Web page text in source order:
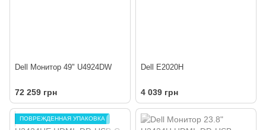
Dell Монитор 49" U4924DW
72 259 грн
Dell E2020H
4 039 грн
ПОВРЕЖДЕННАЯ УПАКОВКА